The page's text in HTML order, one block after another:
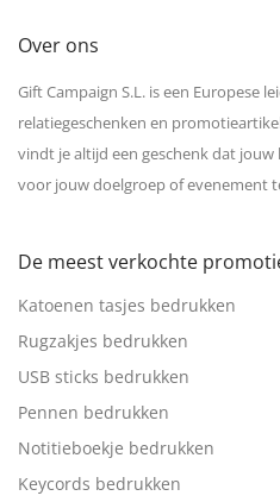
Over ons
Gift Campaign S.L. is een Europese
relatiegeschenken en
vindt je altijd een geschenk dat
voor jouw doelgroep of evenement
De meest verkochte
Katoenen tasjes bedrukken
Rugzakjes bedrukken
USB sticks bedrukken
Pennen bedrukken
Notitieboekje bedrukken
Keycords bedrukken